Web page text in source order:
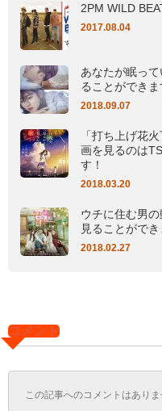
2PM WILD
2017.08.04
あなたが眠っ
ることができま
2018.09.07
「打ち上げ花
画を見るのは
す！
2018.03.20
ウチに住む男
見ることができ
2018.02.27
コメント
この記事へのコメントはありま